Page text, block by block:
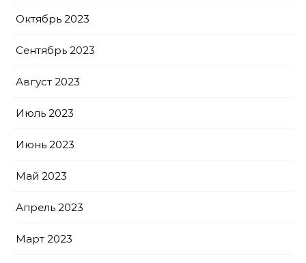
Октябрь 2023
Сентябрь 2023
Август 2023
Июль 2023
Июнь 2023
Май 2023
Апрель 2023
Март 2023